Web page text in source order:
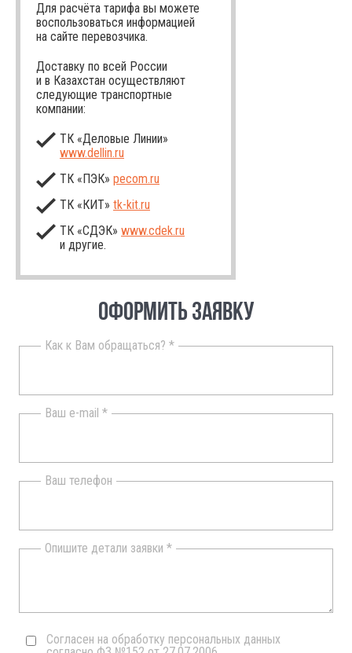
Для расчёта тарифа вы можете
воспользоваться информацией
на сайте перевозчика.
Доставку по всей России
и в Казахстан осуществляют
следующие транспортные
компании:
ТК «Деловые Линии»
www.dellin.ru
ТК «ПЭК» pecom.ru
ТК «КИТ» tk-kit.ru
ТК «СДЭК» www.cdek.ru
и другие.
ОФОРМИТЬ ЗАЯВКУ
Как к Вам обращаться? *
Ваш e-mail *
Ваш телефон
Опишите детали заявки *
Согласен на обработку персональных данных